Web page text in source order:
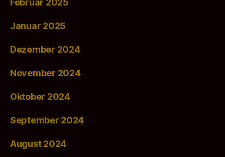
Februar 2025
Januar 2025
Dezember 2024
November 2024
Oktober 2024
September 2024
August 2024